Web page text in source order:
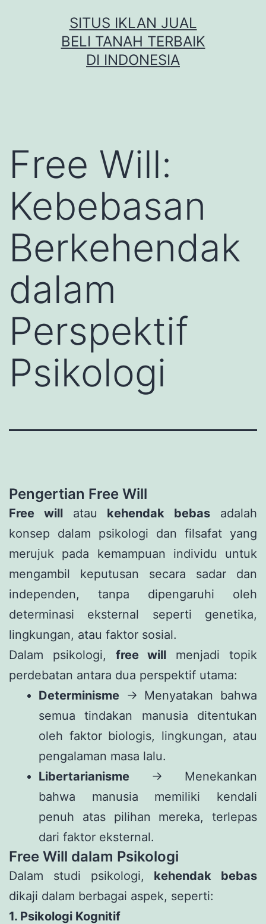
SITUS IKLAN JUAL
BELI TANAH TERBAIK
DI INDONESIA
Free Will:
Kebebasan
Berkehendak
dalam
Perspektif
Psikologi
Pengertian Free Will
Free willatau kehendak bebas adalah
konsep dalam psikologi dan filsafat yang
merujuk pada kemampuan individu untuk
mengambil keputusan secara sadar dan
independen, tanpa dipengaruhi oleh
determinasi eksternal seperti genetika,
lingkungan, atau faktor sosial.
Dalam psikologi, free will menjadi topik
perdebatan antara dua perspektif utama:
Determinisme → Menyatakan bahwa
semua tindakan manusia ditentukan
oleh faktor biologis, lingkungan, atau
pengalaman masa lalu.
Libertarianisme → Menekankan
bahwa manusia memiliki kendali
penuh atas pilihan mereka, terlepas
dari faktor eksternal.
Free Will dalam Psikologi
Dalam studi psikologi, kehendak bebas
dikaji dalam berbagai aspek, seperti:
1. Psikologi Kognitif